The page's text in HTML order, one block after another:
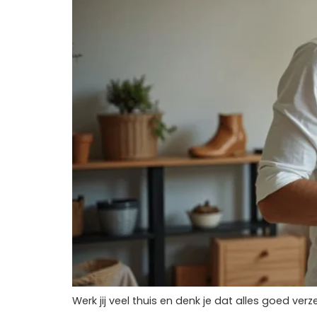
Werk jij veel thuis en denk je dat alles goed